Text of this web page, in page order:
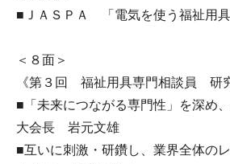
■ＪＡＳＰＡ 「電気を使う福祉用具
＜８面＞
《第３回 福祉用具専門相談員 研
■「未来につながる専門性」を深め
大会長 岩元文雄
■互いに刺激・研鑽し、業界全体の